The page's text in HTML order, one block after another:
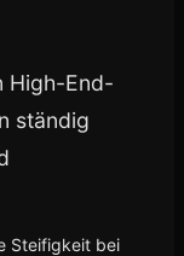
High-End-
ständig
Steifigkeit bei